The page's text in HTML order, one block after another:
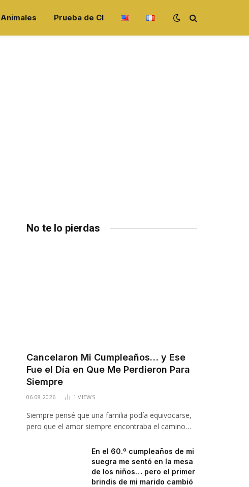
Animales Prueba de CI
No te lo pierdas
Cancelaron Mi Cumpleaños… y Ese
Fue el Día en Que Me Perdieron Para
Siempre
06.08.2026 1VIEWS
Siempre pensé que una familia podía equivocarse,
pero que el amor siempre encontraba el camino…
En el 60.º cumpleaños de mi
suegra me sentó en la mesa
de los niños… pero el primer
brindis de mi marido cambió